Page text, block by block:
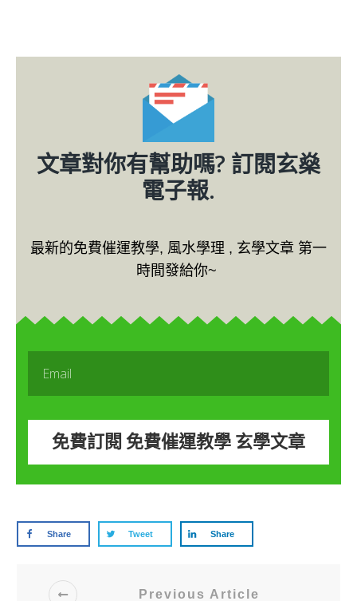
文章對你有幫助嗎? 訂閱玄燊
電子報.
最新的免費催運教學, 風水學理 , 玄學文章 第一
時間發給你~
免費訂閱 免費催運教學 玄學文章
Share Tweet Share
Previous Article